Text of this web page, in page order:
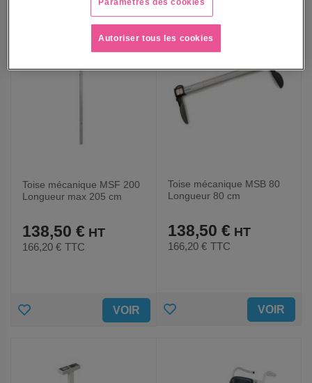
AUX
FAVORIS
Toise mécanique MSF 200
Longueur max 205 cm
138,50 €
166,20 € TTC
AJOUTER VOIR
Toise mécanique MSB 80
Longueur 80 cm
138,50 €
166,20 € TTC
AJOUTER VOIR
Autoriser tous les cookies